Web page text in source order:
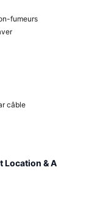
fumeurs
câble
Location & A